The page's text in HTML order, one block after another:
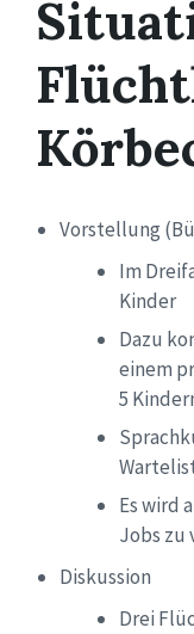
Vorstellung
Im
Kinder
Dazu
einem
5
Es wird
Jobs
Diskussion
Drei